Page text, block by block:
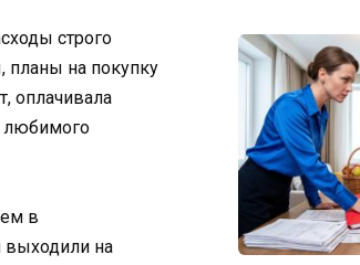
строго
планы на покупку
оплачивала
любимого
в
выходили на